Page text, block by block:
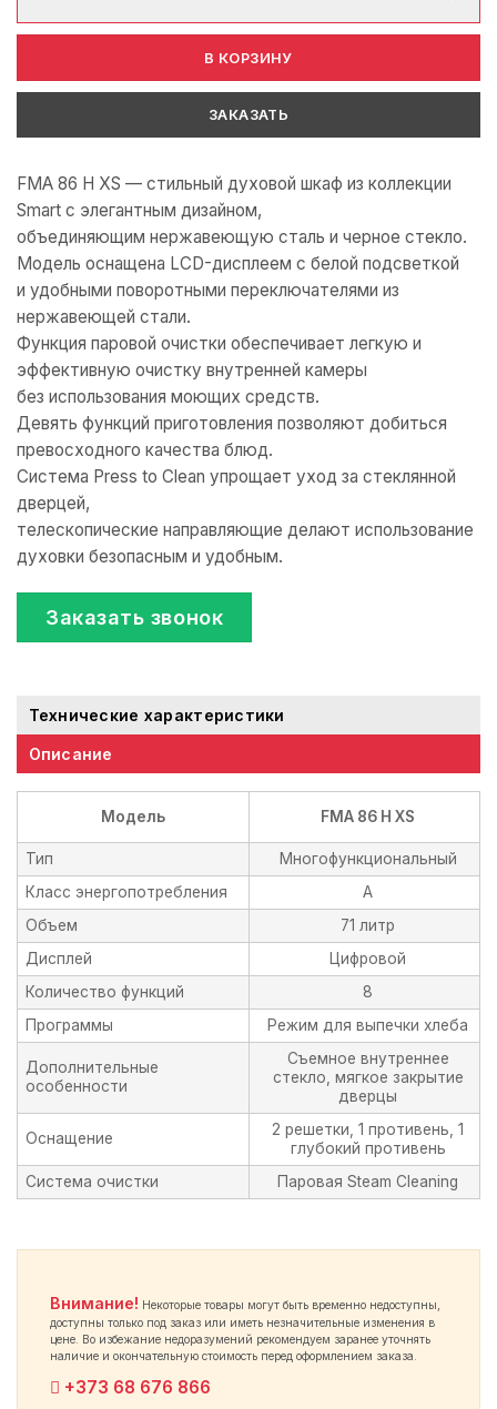
В КОРЗИНУ
ЗАКАЗАТЬ
FMA 86 H XS — стильный духовой шкаф из коллекции
Smart с элегантным дизайном,
объединяющим нержавеющую сталь и черное стекло.
Модель оснащена LCD-дисплеем с белой подсветкой
и удобными поворотными переключателями из
нержавеющей стали.
Функция паровой очистки обеспечивает легкую и
эффективную очистку внутренней камеры
без использования моющих средств.
Девять функций приготовления позволяют добиться
превосходного качества блюд.
Система Press to Clean упрощает уход за стеклянной
дверцей,
телескопические направляющие делают использование
духовки безопасным и удобным.
Заказать звонок
Технические характеристики
Описание
Модель FMA 86 H XS
Тип
Многофункциональный
Класс энергопотребления
A
Объем
71 литр
Дисплей
Цифровой
Количество функций
8
Программы
Режим для выпечки хлеба
Дополнительные
особенности
Съемное внутреннее
стекло, мягкое закрытие
дверцы
Оснащение
2 решетки, 1 противень, 1
глубокий противень
Система очистки
Паровая Steam Cleaning
Внимание! Некоторые товары могут быть временно недоступны,
доступны только под заказ или иметь незначительные изменения в
цене. Во избежание недоразумений рекомендуем заранее уточнять
наличие и окончательную стоимость перед оформлением заказа.
+373 68 676 866